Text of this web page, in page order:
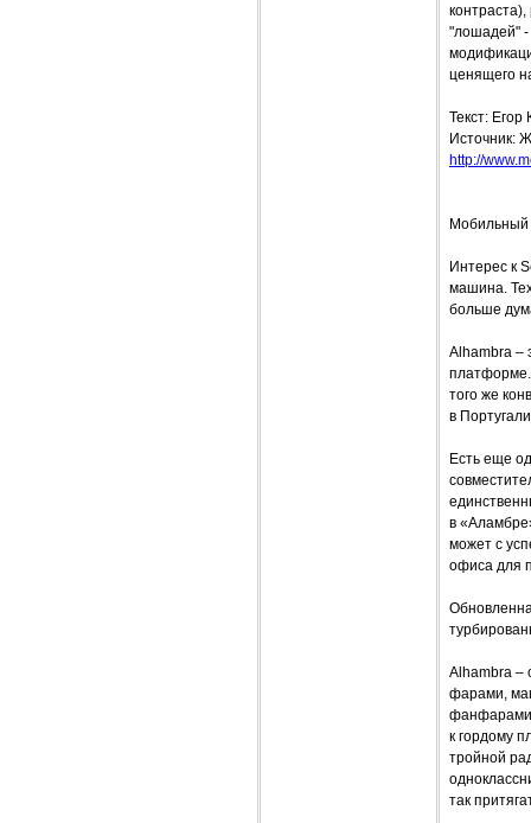
"лошадей" -
ценящего
Текст: Егор
Источник:
http://
Мобильный
Интерес к
машина.
больше
Alhambra –
платформе.
того же
в
Есть еще
в
может с
офиса для
Alhambra –
фарами,
фанфарами.
к гордому
тройной
так